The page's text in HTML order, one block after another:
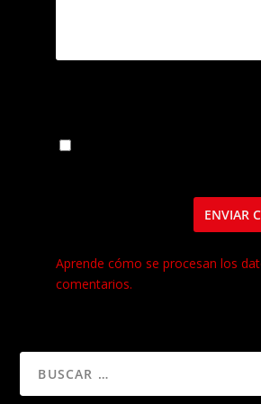
Aprende cómo se procesan los
comentarios.